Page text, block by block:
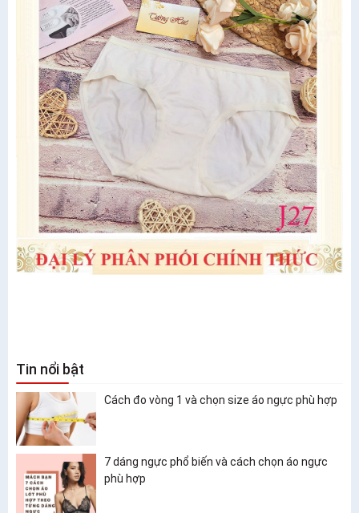
Tin nổi bật
Cách đo vòng 1 và chọn size áo ngực phù hợp
7 dáng ngực phổ biến và cách chọn áo ngực
phù hợp